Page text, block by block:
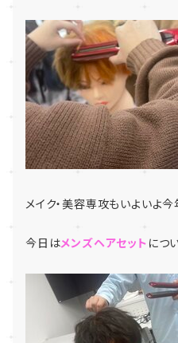
メイク・美容専攻もいよいよ
今日はメンズヘアセット につ